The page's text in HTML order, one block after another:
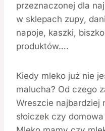
przeznaczonej dla
w sklepach zupy,
napoje, kaszki,
produktów….
Kiedy mleko już nie
malucha? Od czego
Wreszcie najbardziej
słoiczek czy domowa